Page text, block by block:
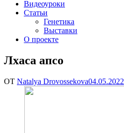
Видеоуроки
Статьи
Генетика
Выставки
О проекте
Лхаса апсо
ОТ Natalya Drovossekova04.05.2022